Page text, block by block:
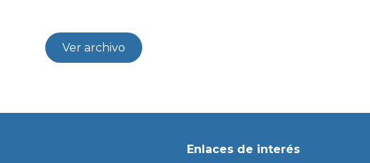
Ver archivo
Enlaces de interés